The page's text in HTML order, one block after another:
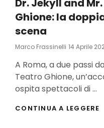
Ghione: la
scena
Marco Frassinelli Posted
14 Aprile
A Roma, a due passi
Teatro Ghione,
ospita spettacoli di …
CONTINUA A LEGGERE